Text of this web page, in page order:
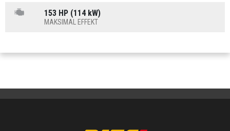
153 HP (114 kW)
MAKSIMAL EFFEKT